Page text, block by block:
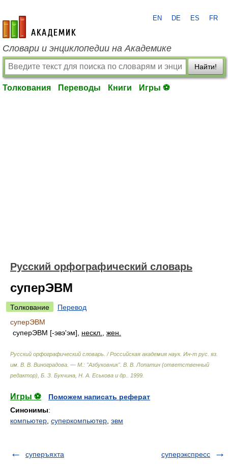
academic.ru
EN DE ES FR
Словари и энциклопедии на Академике
Найти!
Толкования Переводы Книги Игры ⚽
Русский орфографический словарь
суперЭВМ
Толкование
Перевод
суперЭВМ
суперЭВМ [-эвэ'эм], нескл. жен.
Русский орфографический словарь. / Российская академия наук. Ин-т рус. яз.
им. В. В. Виноградова. — М.: "Азбуковник". В. В. Лопатин (ответственный
редактор), Б. З. Букчина, Н. А. Еськова и др.
1999
Игры ⚽
Поможем написать реферат
Синонимы:
компьютер суперкомпьютер эвм
суперъяхта суперэкспресс